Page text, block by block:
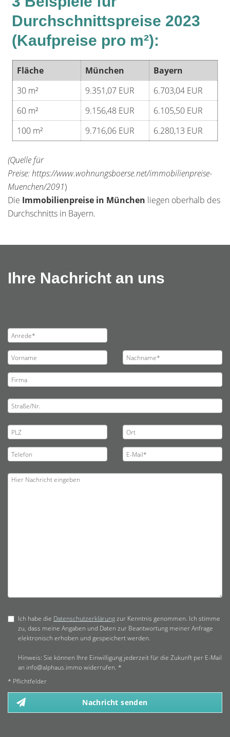
Durchschnittspreise 2023
(Kaufpreise pro m²):
Fläche München
Bayern
30 m²
9.351,07 EUR
6.703,04 EUR
60 m²
9.156,48 EUR
6.105,50 EUR
100 m²
9.716,06 EUR 6.280,13 EUR
(Quelle für
Preise: https://www.wohnungsboerse.net/immobilienpreise-
Muenchen/2091)
Die Immobilienpreise in München liegen oberhalb des
Durchschnitts in Bayern.
Ihre Nachricht an uns
Ich habe die Datenschutzerklärungzur Kenntnis genommen. Ich stimme
zu, dass meine Angaben und Daten zur Beantwortung meiner Anfrage
elektronisch erhoben und gespeichert werden.
Hinweis: Sie können Ihre Einwilligung jederzeit für die Zukunft per E-Mail
an info@alphaus.immo widerrufen. *
* Pflichtfelder
Nachricht senden